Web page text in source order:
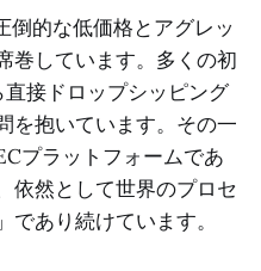
的な低価格とアグレッ
巻しています。多くの初
接ドロップシッピング
を抱いています。その一
プラットフォームであ
依然として世界のプロセ
あり続けています。